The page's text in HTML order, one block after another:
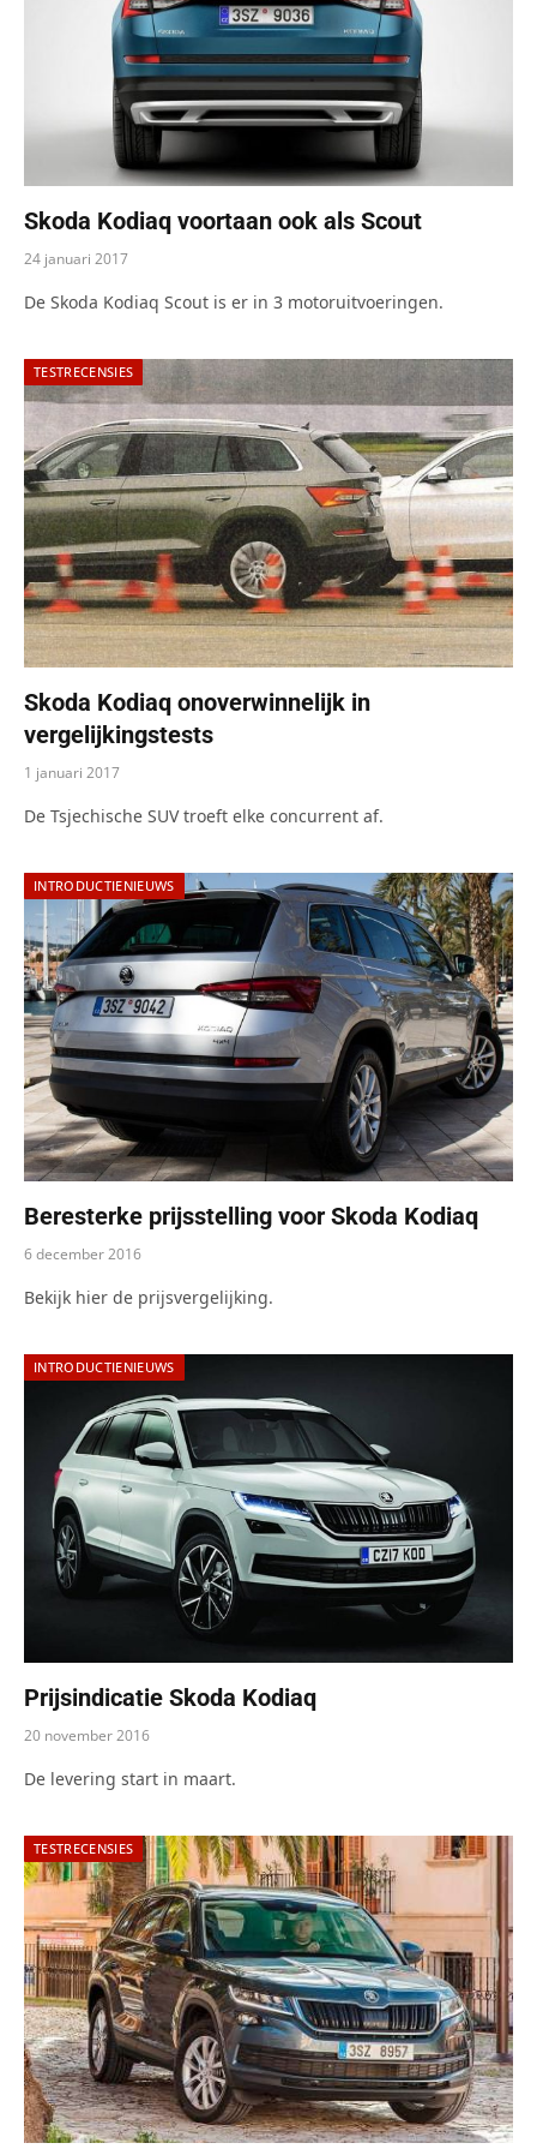
Skoda Kodiaq voortaan ook als Scout
24 januari 2017
De Skoda Kodiaq Scout is er in 3 motoruitvoeringen.
TESTRECENSIES
Skoda Kodiaq onoverwinnelijk in
vergelijkingstests
1 januari 2017
De Tsjechische SUV troeft elke concurrent af.
INTRODUCTIENIEUWS
Beresterke prijsstelling voor Skoda Kodiaq
6 december 2016
Bekijk hier de prijsvergelijking.
INTRODUCTIENIEUWS
Prijsindicatie Skoda Kodiaq
20 november 2016
De levering start in maart.
TESTRECENSIES